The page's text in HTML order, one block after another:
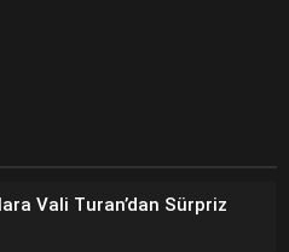
Vali Turan’dan Sürpriz